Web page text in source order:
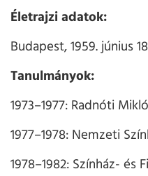
Életrajzi adatok:
Budapest, 1959. június
Tanulmányok:
1973–1977: Radnóti
1977–1978: Nemzeti
1978–1982: Színház- és